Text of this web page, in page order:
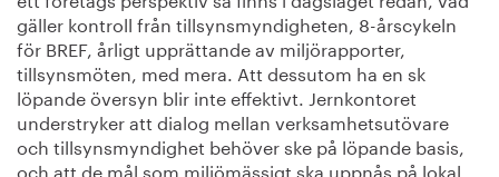
gäller kontroll från tillsynsmyndigheten, 8-årscykeln
för BREF, årligt upprättande av miljörapporter,
tillsynsmöten, med mera. Att dessutom ha en sk
löpande översyn blir inte effektivt. Jernkontoret
understryker att dialog mellan verksamhetsutövare
och tillsynsmyndighet behöver ske på löpande basis,
och att de mål som miljömässigt ska uppnås på lokal